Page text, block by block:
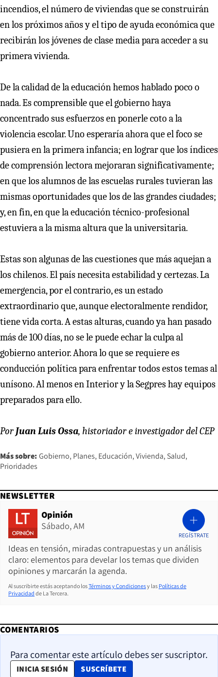
incendios, el número de viviendas que se construirán
en los próximos años y el tipo de ayuda económica que
recibirán los jóvenes de clase media para acceder a su
primera vivienda.
De la calidad de la educación hemos hablado poco o
nada. Es comprensible que el gobierno haya
concentrado sus esfuerzos en ponerle coto a la
violencia escolar. Uno esperaría ahora que el foco se
pusiera en la primera infancia; en lograr que los índices
de comprensión lectora mejoraran significativamente;
en que los alumnos de las escuelas rurales tuvieran las
mismas oportunidades que los de las grandes ciudades;
y, en fin, en que la educación técnico-profesional
estuviera a la misma altura que la universitaria.
Estas son algunas de las cuestiones que más aquejan a
los chilenos. El país necesita estabilidad y certezas. La
emergencia, por el contrario, es un estado
extraordinario que, aunque electoralmente rendidor,
tiene vida corta. A estas alturas, cuando ya han pasado
más de 100 días, no se le puede echar la culpa al
gobierno anterior. Ahora lo que se requiere es
conducción política para enfrentar todos estos temas al
unísono. Al menos en Interior y la Segpres hay equipos
preparados para ello.
Por Juan Luis Ossa, historiador e investigador del CEP
Más sobre: Gobierno Planes Educación Vivienda Salud
Prioridades
NEWSLETTER
Opinión
Sábado, AM
Ideas en tensión, miradas contrapuestas y un análisis
claro: elementos para develar los temas que dividen
opiniones y marcarán la agenda.
REGÍSTRATE
Al suscribirte estás aceptando losTérminos y Condicionesy las Políticas de
Privacidad de La Tercera.
COMENTARIOS
Para comentar este artículo debes ser suscriptor.
INICIA SESIÓN SUSCRÍBETE
OPENS IN NEW WINDOW